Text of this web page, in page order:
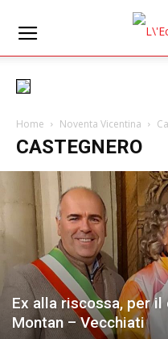
Home Noventa Vicentina
CASTEGNERO
Ex alla riscossa, per
Montan – Vecchiati